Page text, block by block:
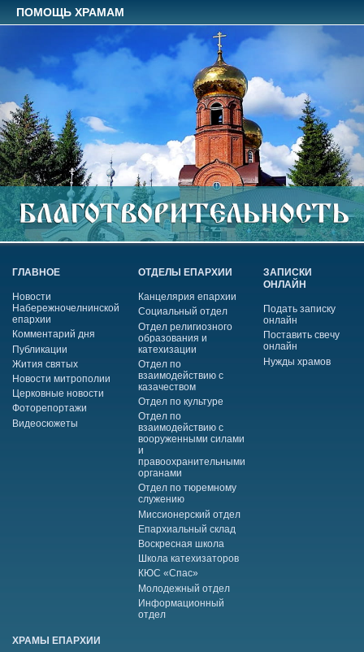
ПОМОЩЬ ХРАМАМ
ГЛАВНОЕ
Новости
Набережночелнинской
епархии
Комментарий дня
Публикации
Жития святых
Новости митрополии
Церковные новости
Фоторепортажи
Видеосюжеты
ОТДЕЛЫ ЕПАРХИИ
Канцелярия епархии
Социальный отдел
Отдел религиозного
образования и
катехизации
Отдел по
взаимодействию с
казачеством
Отдел по культуре
Отдел по
взаимодействию с
вооруженными силами
и
правоохранительными
органами
Отдел по тюремному
служению
Миссионерский отдел
Епархиальный склад
Воскресная школа
Школа катехизаторов
КЮС «Спас»
Молодежный отдел
Информационный
отдел
ЗАПИСКИ
ОНЛАЙН
Подать записку
онлайн
Поставить свечу
онлайн
Нужды храмов
ХРАМЫ ЕПАРХИИ